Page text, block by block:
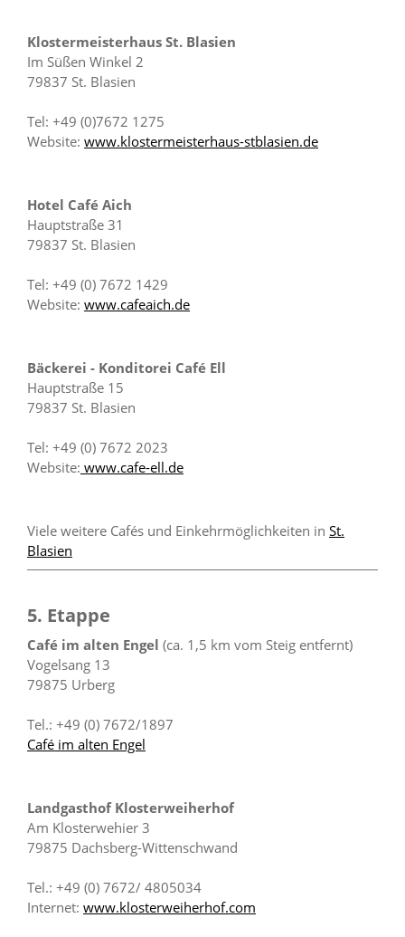
Klostermeisterhaus St. Blasien
Im Süßen Winkel 2
79837 St. Blasien
Tel: +49 (0)7672 1275
Website: www.klostermeisterhaus-stblasien.de
Hotel Café Aich
Hauptstraße 31
79837 St. Blasien
Tel: +49 (0) 7672 1429
Website: www.cafeaich.de
Bäckerei - Konditorei Café Ell
Hauptstraße 15
79837 St. Blasien
Tel: +49 (0) 7672 2023
Website: www.cafe-ell.de
Viele weitere Cafés und Einkehrmöglichkeiten in St.
Blasien
5. Etappe
Café im alten Engel (ca. 1,5 km vom Steig entfernt)
Vogelsang 13
79875 Urberg
Tel.: +49 (0) 7672/1897
Café im alten Engel
Landgasthof Klosterweiherhof
Am Klosterwehier 3
79875 Dachsberg-Wittenschwand
Tel.: +49 (0) 7672/ 4805034
Internet: www.klosterweiherhof.com